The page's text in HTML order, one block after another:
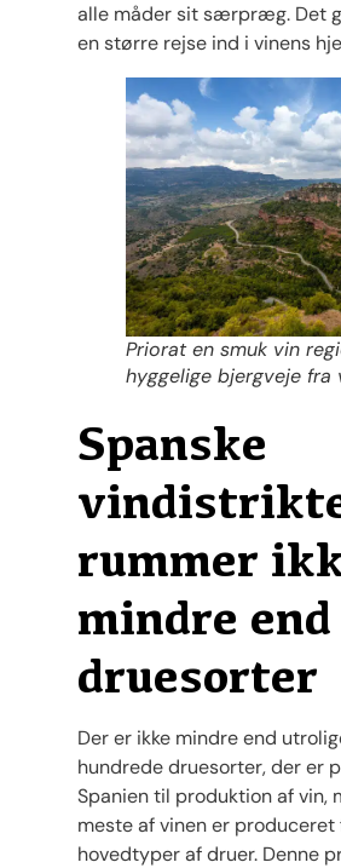
alle måder sit særpræg. Det
en større rejse ind i vinens
Priorat en smuk vin
hyggelige bjergveje
Spanske
rummer
mindre
druesorter
Der er ikke mindre end
hundrede druesorter, der er
Spanien til produktion af vin,
meste af vinen er
hovedtyper af druer. Denne